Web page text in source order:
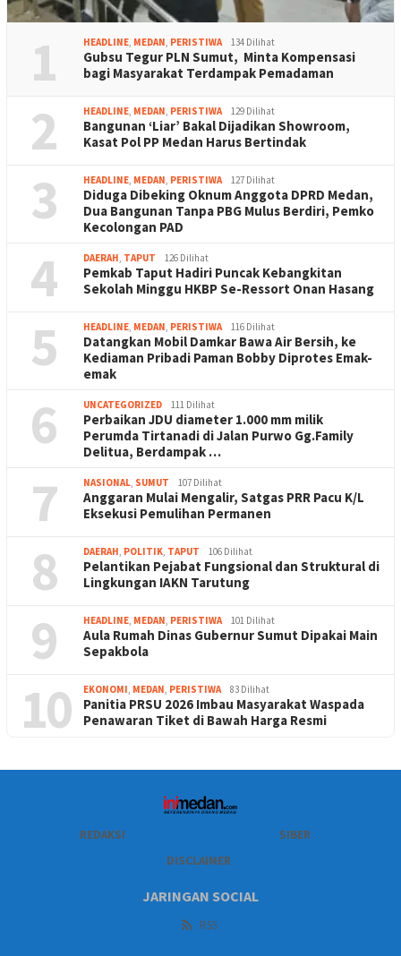
1 HEADLINE, MEDAN, PERISTIWA 134 Dilihat
Gubsu Tegur PLN Sumut, Minta Kompensasi
bagi Masyarakat Terdampak Pemadaman
2 HEADLINE, MEDAN, PERISTIWA 129 Dilihat
Bangunan ‘Liar’ Bakal Dijadikan Showroom,
Kasat Pol PP Medan Harus Bertindak
3 HEADLINE, MEDAN, PERISTIWA 127 Dilihat
Diduga Dibeking Oknum Anggota DPRD Medan,
Dua Bangunan Tanpa PBG Mulus Berdiri, Pemko
Kecolongan PAD
4 DAERAH, TAPUT 126 Dilihat
Pemkab Taput Hadiri Puncak Kebangkitan
Sekolah Minggu HKBP Se-Ressort Onan Hasang
5 HEADLINE, MEDAN, PERISTIWA 116 Dilihat
Datangkan Mobil Damkar Bawa Air Bersih, ke
Kediaman Pribadi Paman Bobby Diprotes Emak-
emak
6 UNCATEGORIZED 111 Dilihat
Perbaikan JDU diameter 1.000 mm milik
Perumda Tirtanadi di Jalan Purwo Gg.Family
Delitua, Berdampak …
7 NASIONAL, SUMUT 107 Dilihat
Anggaran Mulai Mengalir, Satgas PRR Pacu K/L
Eksekusi Pemulihan Permanen
8 DAERAH, POLITIK, TAPUT 106 Dilihat
Pelantikan Pejabat Fungsional dan Struktural di
Lingkungan IAKN Tarutung
9 HEADLINE, MEDAN, PERISTIWA 101 Dilihat
Aula Rumah Dinas Gubernur Sumut Dipakai Main
Sepakbola
10 EKONOMI, MEDAN, PERISTIWA 83 Dilihat
Panitia PRSU 2026 Imbau Masyarakat Waspada
Penawaran Tiket di Bawah Harga Resmi
REDAKSI
SIBER
DISCLAIMER
JARINGAN SOCIAL
RSS